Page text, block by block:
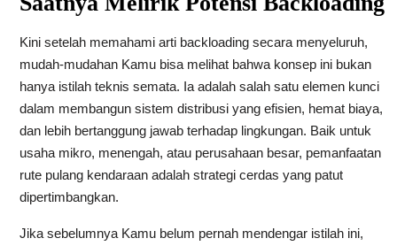
Kini setelah memahami arti backloading secara menyeluruh,
mudah-mudahan Kamu bisa melihat bahwa konsep ini bukan
hanya istilah teknis semata. Ia adalah salah satu elemen kunci
dalam membangun sistem distribusi yang efisien, hemat biaya,
dan lebih bertanggung jawab terhadap lingkungan. Baik untuk
usaha mikro, menengah, atau perusahaan besar, pemanfaatan
rute pulang kendaraan adalah strategi cerdas yang patut
dipertimbangkan.
Jika sebelumnya Kamu belum pernah mendengar istilah ini,